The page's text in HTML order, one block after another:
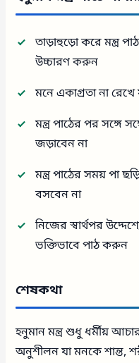
তাড়াহুড়ো করে মন্ত্র
উচ্চারণ করুন
মনে একাগ্রতা না রেখে
মন্ত্র পাঠের পর সঙ্গে
জড়াবেন না
মন্ত্র পাঠের সময় পা
বসবেন না
নিজের স্বার্থপর
ভক্তিভাবে পাঠ করুন
শেষকথা
হনুমান মন্ত্র শুধু ধর্মীয়
অনুশীলন যা মনকে শান্ত,